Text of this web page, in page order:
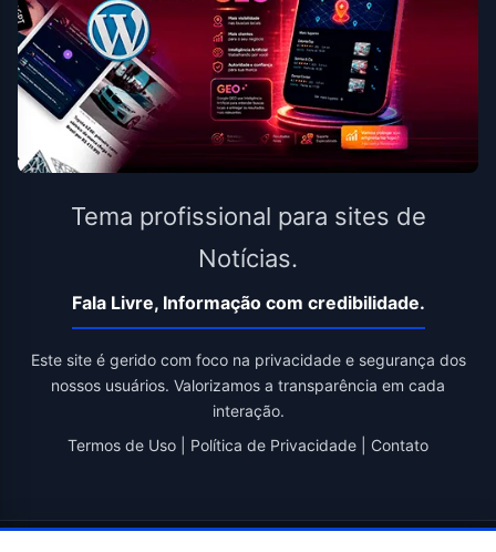
Tema profissional para sites de
Notícias.
Fala Livre, Informação com credibilidade.
Este site é gerido com foco na privacidade e segurança dos
nossos usuários. Valorizamos a transparência em cada
interação.
Termos de Uso
Política de Privacidade Contato